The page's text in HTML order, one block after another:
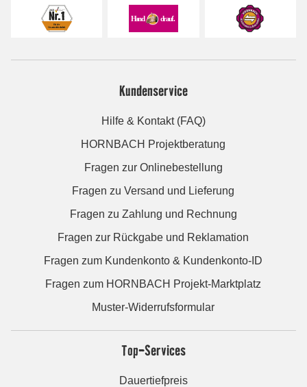
Kundenservice
Hilfe & Kontakt (FAQ)
HORNBACH Projektberatung
Fragen zur Onlinebestellung
Fragen zu Versand und Lieferung
Fragen zu Zahlung und Rechnung
Fragen zur Rückgabe und Reklamation
Fragen zum Kundenkonto & Kundenkonto-ID
Fragen zum HORNBACH Projekt-Marktplatz
Muster-Widerrufsformular
Top-Services
Dauertiefpreis